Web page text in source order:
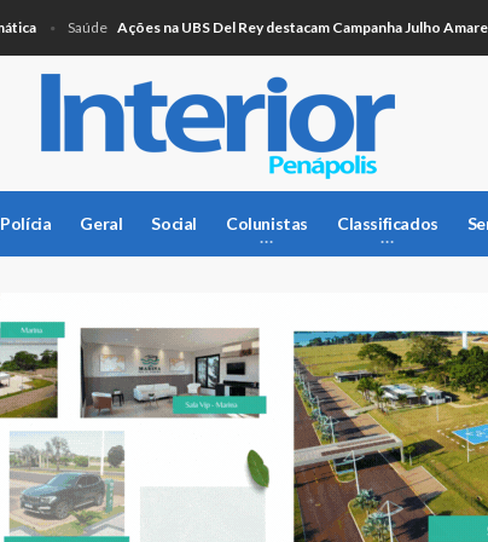
Saúde Ações na UBS Del Rey destacam Campanha Julho Amarelo
Polícia Geral Social Colunistas Classificados